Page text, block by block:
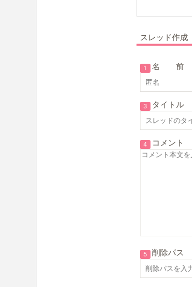
スレッド作成
1 名 前
3 タイトル
4 コメント
5 削除パス